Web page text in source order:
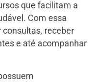
que facilitam a
Com essa
consultas, receber
e até acompanhar